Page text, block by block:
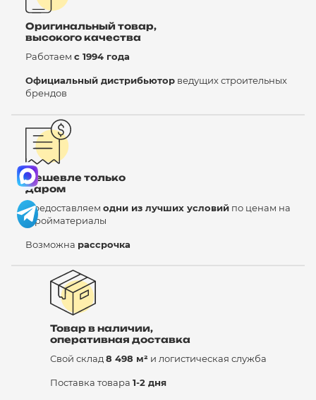
Оригинальный товар,
высокого качества
Работаем с 1994 года
Официальный дистрибьютор ведущих строительных
брендов
Дешевле только
даром
Предоставляем одни из лучших условий по ценам на
стройматериалы
Возможна рассрочка
Товар в наличии,
оперативная доставка
Свой склад 8 498 м² и логистическая служба
Поставка товара 1-2 дня